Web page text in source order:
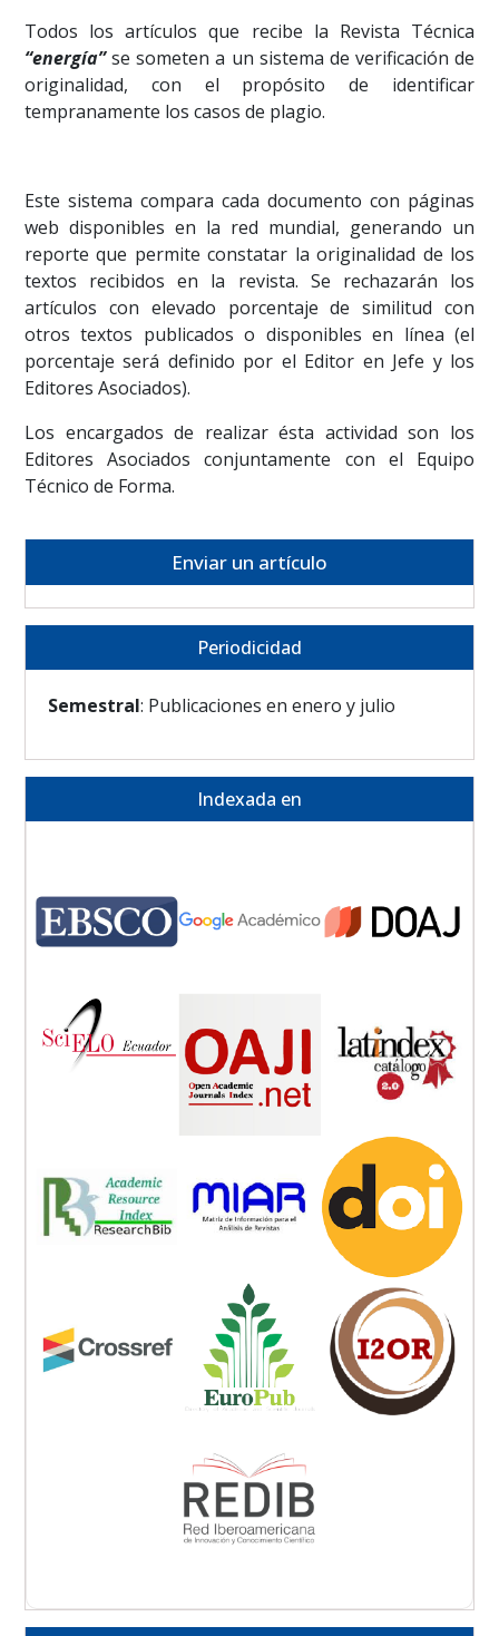
Todos los artículos que recibe la Revista Técnica
“energía”se someten a un sistema de verificación de
originalidad, con el propósito de identificar
tempranamente los casos de plagio.
Este sistema compara cada documento con páginas
web disponibles en la red mundial, generando un
reporte que permite constatar la originalidad de los
textos recibidos en la revista. Se rechazarán los
artículos con elevado porcentaje de similitud con
otros textos publicados o disponibles en línea (el
porcentaje será definido por el Editor en Jefe y los
Editores Asociados).
Los encargados de realizar ésta actividad son los
Editores Asociados conjuntamente con el Equipo
Técnico de Forma.
Enviar un artículo
Periodicidad
Semestral: Publicaciones en enero y julio
Indexada en